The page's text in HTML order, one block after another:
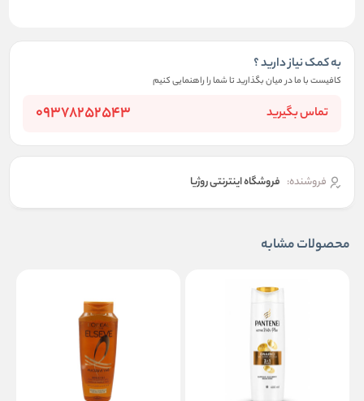
به کمک نیاز دارید ؟
کافیست با ما در میان بگذارید تا شما را راهنمایی کنیم
تماس بگیرید 09378252543
فروشنده: فروشگاه اینترنتی روژیا
محصولات مشابه